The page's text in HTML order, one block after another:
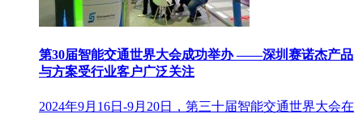
第30届智能交通世界大会成功举办 ——深圳赛诺杰产品
与方案受行业客户广泛关注
2024年9月16日-9月20日，第三十届智能交通世界大会在